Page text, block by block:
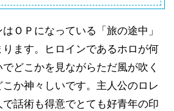
ＯＰになっている「旅の途中」
ます。ヒロインであるホロが何
どこかを見ながらただ風が吹く
か神々しいです。主人公のロレ
話術も得意でとても好青年の印